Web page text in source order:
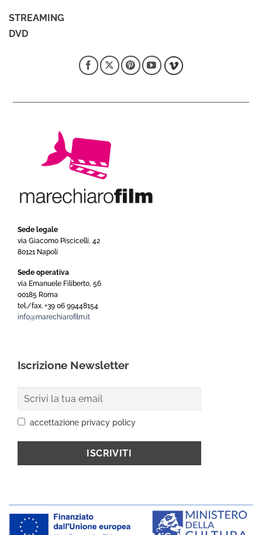
STREAMING
DVD
Sede legale
via Giacomo Piscicelli, 42
80121 Napoli
Sede operativa
via Emanuele Filiberto, 56
00185 Roma
tel./fax. +39 06 99448154
info@marechiarofilm.it
Iscrizione Newsletter
accettazione privacy policy